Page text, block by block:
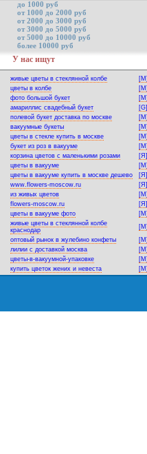
до 1000 руб
от 1000 до 2000 руб
от 2000 до 3000 руб
от 3000 до 5000 руб
от 5000 до 10000 руб
более 10000 руб
У нас ищут
живые цветы в стеклянной колбе
[M]
цветы в колбе
[M]
фото большой букет
[M]
амариллис свадебный букет
[G]
полевой букет доставка по москве
[M]
вакуумные букеты
[M]
цветы в стекле купить в москве
[M]
букет из роз в вакууме
[M]
корзина цветов с маленькими розами
[Я]
цветы в вакууме
[M]
цветы в вакууме купить в москве дешево
[Я]
www.flowers-moscow.ru
[Я]
из живых цветов
[M]
flowers-moscow.ru
[Я]
цветы в вакууме фото
[M]
живые цветы в стеклянной колбе
краснодар
[M]
оптовый рынок в жулебино конфеты
[M]
лилии с доставкой москва
[M]
цветы-в-вакуумной-упаковке
[M]
купить цветок жених и невеста
[M]